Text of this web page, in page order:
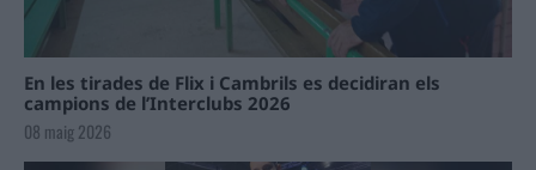
En les tirades de Flix i Cambrils es decidiran els
campions de l’Interclubs 2026
08 maig 2026